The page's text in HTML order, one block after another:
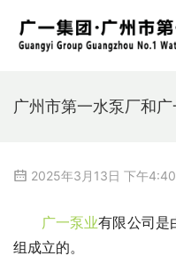
广州市第一水泵厂和
2025年3月13日 下午4:40
广一泵业有限公司是
组成立的。